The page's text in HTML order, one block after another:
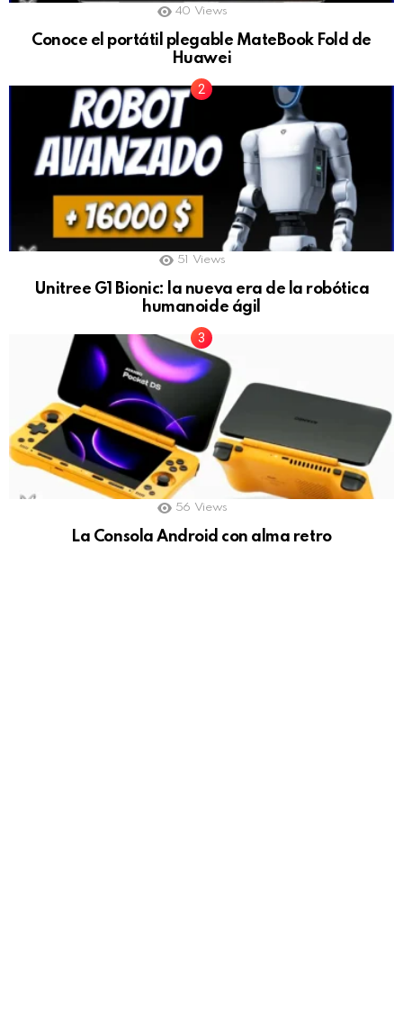
40 Views
Conoce el portátil plegable MateBook Fold de
Huawei
51 Views
Unitree G1 Bionic: la nueva era de la robótica
humanoide ágil
56 Views
La Consola Android con alma retro